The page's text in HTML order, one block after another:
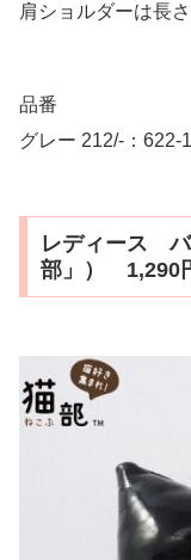
肩ショルダーは長
品番
グレー 212/-：622-
レディース バ
部」） 1,290